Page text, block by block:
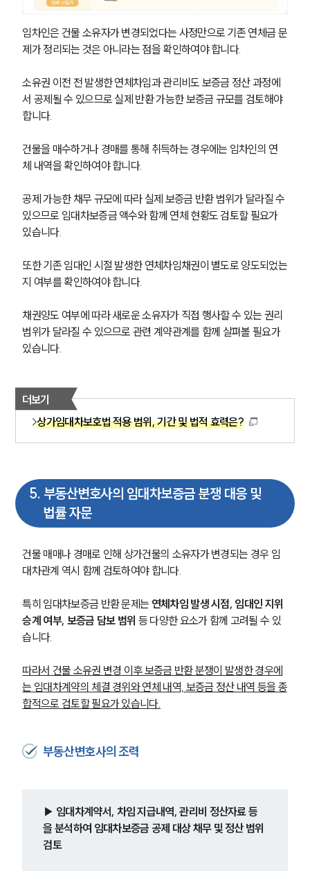
임차인은 건물 소유자가 변경되었다는 사정만으로 기존 연체금 문
제가 정리되는 것은 아니라는 점을 확인하여야 합니다.
소유권 이전 전 발생한 연체차임과 관리비도 보증금 정산 과정에
서 공제될 수 있으므로 실제 반환 가능한 보증금 규모를 검토해야
합니다.
건물을 매수하거나 경매를 통해 취득하는 경우에는 임차인의 연
체 내역을 확인하여야 합니다.
공제 가능한 채무 규모에 따라 실제 보증금 반환 범위가 달라질 수
있으므로 임대차보증금 액수와 함께 연체 현황도 검토할 필요가
있습니다.
또한 기존 임대인 시절 발생한 연체차임채권이 별도로 양도되었는
지 여부를 확인하여야 합니다.
채권양도 여부에 따라 새로운 소유자가 직접 행사할 수 있는 권리
범위가 달라질 수 있으므로 관련 계약관계를 함께 살펴볼 필요가
있습니다.
더보기
상가임대차보호법 적용 범위, 기간 및 법적 효력은?
5. 부동산변호사의 임대차보증금 분쟁 대응 및
법률 자문
건물 매매나 경매로 인해 상가건물의 소유자가 변경되는 경우 임
대차관계 역시 함께 검토하여야 합니다.
특히 임대차보증금 반환 문제는 연체차임 발생 시점, 임대인 지위
승계 여부, 보증금 담보 범위 등 다양한 요소가 함께 고려될 수 있
습니다.
따라서 건물 소유권 변경 이후 보증금 반환 분쟁이 발생한 경우에
는 임대차계약의 체결 경위와 연체 내역, 보증금 정산 내역 등을 종
합적으로 검토할 필요가 있습니다.
부동산변호사의 조력
▶ 임대차계약서, 차임 지급내역, 관리비 정산자료 등
을 분석하여 임대차보증금 공제 대상 채무 및 정산 범위
검토